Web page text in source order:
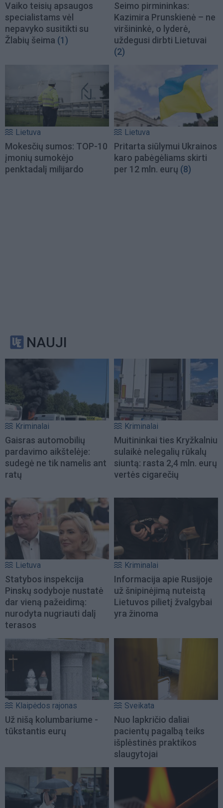
Vaiko teisių apsaugos
specialistams vėl
nepavyko susitikti su
Žlabių šeima (1)
Seimo pirmininkas:
Kazimira Prunskienė – ne
viršininkė, o lyderė,
uždegusi dirbti Lietuvai
(2)
Lietuva
Mokesčių sumos: TOP-10
įmonių sumokėjo
penktadalį milijardo
Lietuva
Pritarta siūlymui Ukrainos
karo pabėgėliams skirti
per 12 mln. eurų (8)
NAUJI
Kriminalai
Gaisras automobilių
pardavimo aikštelėje:
sudegė ne tik namelis ant
ratų
Kriminalai
Muitininkai ties Kryžkalniu
sulaikė nelegalių rūkalų
siuntą: rasta 2,4 mln. eurų
vertės cigarečių
Lietuva
Statybos inspekcija
Pinskų sodyboje nustatė
dar vieną pažeidimą:
nurodyta nugriauti dalį
terasos
Kriminalai
Informacija apie Rusijoje
už šnipinėjimą nuteistą
Lietuvos pilietį žvalgybai
yra žinoma
Klaipėdos rajonas
Už nišą kolumbariume -
tūkstantis eurų
Sveikata
Nuo lapkričio daliai
pacientų pagalbą teiks
išplėstinės praktikos
slaugytojai